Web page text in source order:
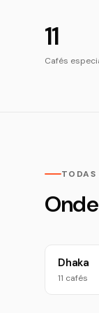
11
Cafés
TODAS
Dhaka
11 cafés